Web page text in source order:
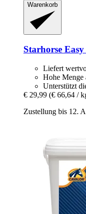
Warenkorb
Starhorse
Liefert
Hohe Menge
Unterstützt
€ 29,99 (€ 66,64 /
Zustellung bis 12.